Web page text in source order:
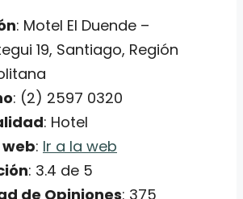
: Motel El Duende –
19, Santiago, Región
: (2) 2597 0320
: Hotel
: Ir a la web
: 3.4 de 5
de Opiniones: 375